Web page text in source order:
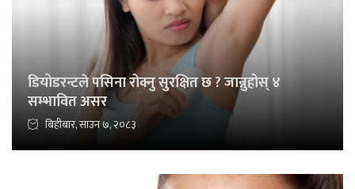
डियोडरन्टले पसिना रोक्नु सुरक्षित छ ? जान्नुहोस् ४
सम्भावित असर
बिहीबार, साउन ७, २०८३